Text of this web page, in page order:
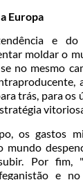
Europa
e
moldar o
no mesmo
trás, para os
os gastos
Por fim,
e